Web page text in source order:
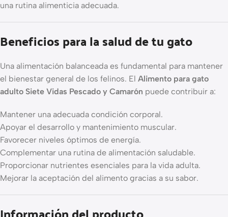
una rutina alimenticia adecuada.
Beneficios para la salud de tu gato
Una alimentación balanceada es fundamental para mantener
el bienestar general de los felinos. El Alimento para gato
adulto Siete Vidas Pescado y Camarón puede contribuir a:
Mantener una adecuada condición corporal.
Apoyar el desarrollo y mantenimiento muscular.
Favorecer niveles óptimos de energía.
Complementar una rutina de alimentación saludable.
Proporcionar nutrientes esenciales para la vida adulta.
Mejorar la aceptación del alimento gracias a su sabor.